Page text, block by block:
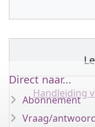
Handleiding
Direct naar...
Abonnement
Vraag/